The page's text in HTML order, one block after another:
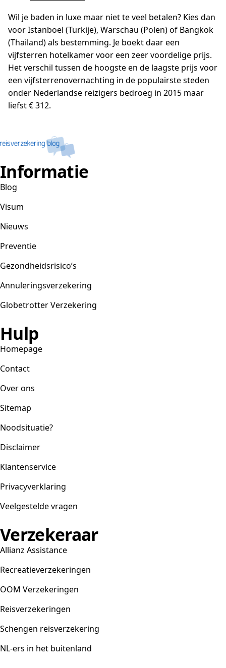
Wil je baden in luxe maar niet te veel betalen? Kies dan
voor Istanboel (Turkije), Warschau (Polen) of Bangkok
(Thailand) als bestemming. Je boekt daar een
vijfsterren hotelkamer voor een zeer voordelige prijs.
Het verschil tussen de hoogste en de laagste prijs voor
een vijfsterrenovernachting in de populairste steden
onder Nederlandse reizigers bedroeg in 2015 maar
liefst € 312.
Informatie
Blog
Visum
Nieuws
Preventie
Gezondheidsrisico’s
Annuleringsverzekering
Globetrotter Verzekering
Hulp
Homepage
Contact
Over ons
Sitemap
Noodsituatie?
Disclaimer
Klantenservice
Privacyverklaring
Veelgestelde vragen
Verzekeraar
Allianz Assistance
Recreatieverzekeringen
OOM Verzekeringen
Reisverzekeringen
Schengen reisverzekering
NL-ers in het buitenland